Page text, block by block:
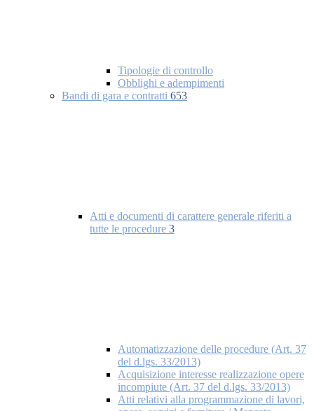
Tipologie di controllo
Obblighi e adempimenti
Bandi di gara e contratti 653
Atti e documenti di carattere generale riferiti a
tutte le procedure 3
Automatizzazione delle procedure (Art. 37
del d.lgs. 33/2013)
Acquisizione interesse realizzazione opere
incompiute (Art. 37 del d.lgs. 33/2013)
Atti relativi alla programmazione di lavori,